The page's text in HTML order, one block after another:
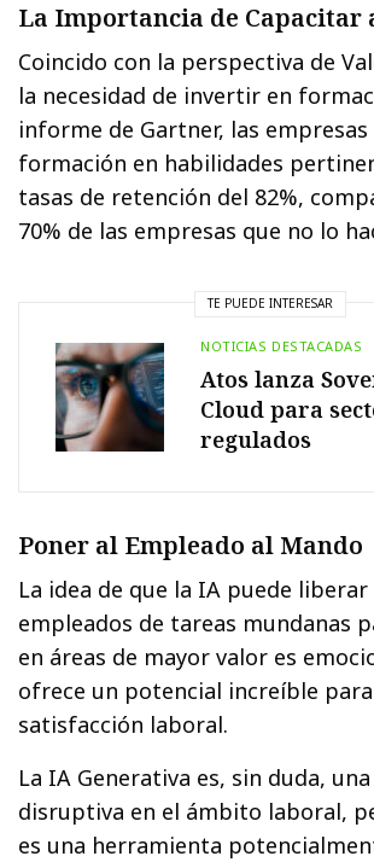
La Importancia de Capacitar
Coincido con la perspectiva de
la necesidad de invertir en
informe de Gartner, las
formación en habilidades
tasas de retención del 82%,
70% de las empresas que no lo
TE PUEDE INTERESAR
NOTICIAS DESTACADAS
Atos lanza
Cloud para
regulados
Poner al Empleado al Mando
La idea de que la IA puede liberar
empleados de tareas mundanas
en áreas de mayor valor es
ofrece un potencial increíble
satisfacción laboral.
La IA Generativa es, sin duda,
disruptiva en el ámbito laboral,
es una herramienta